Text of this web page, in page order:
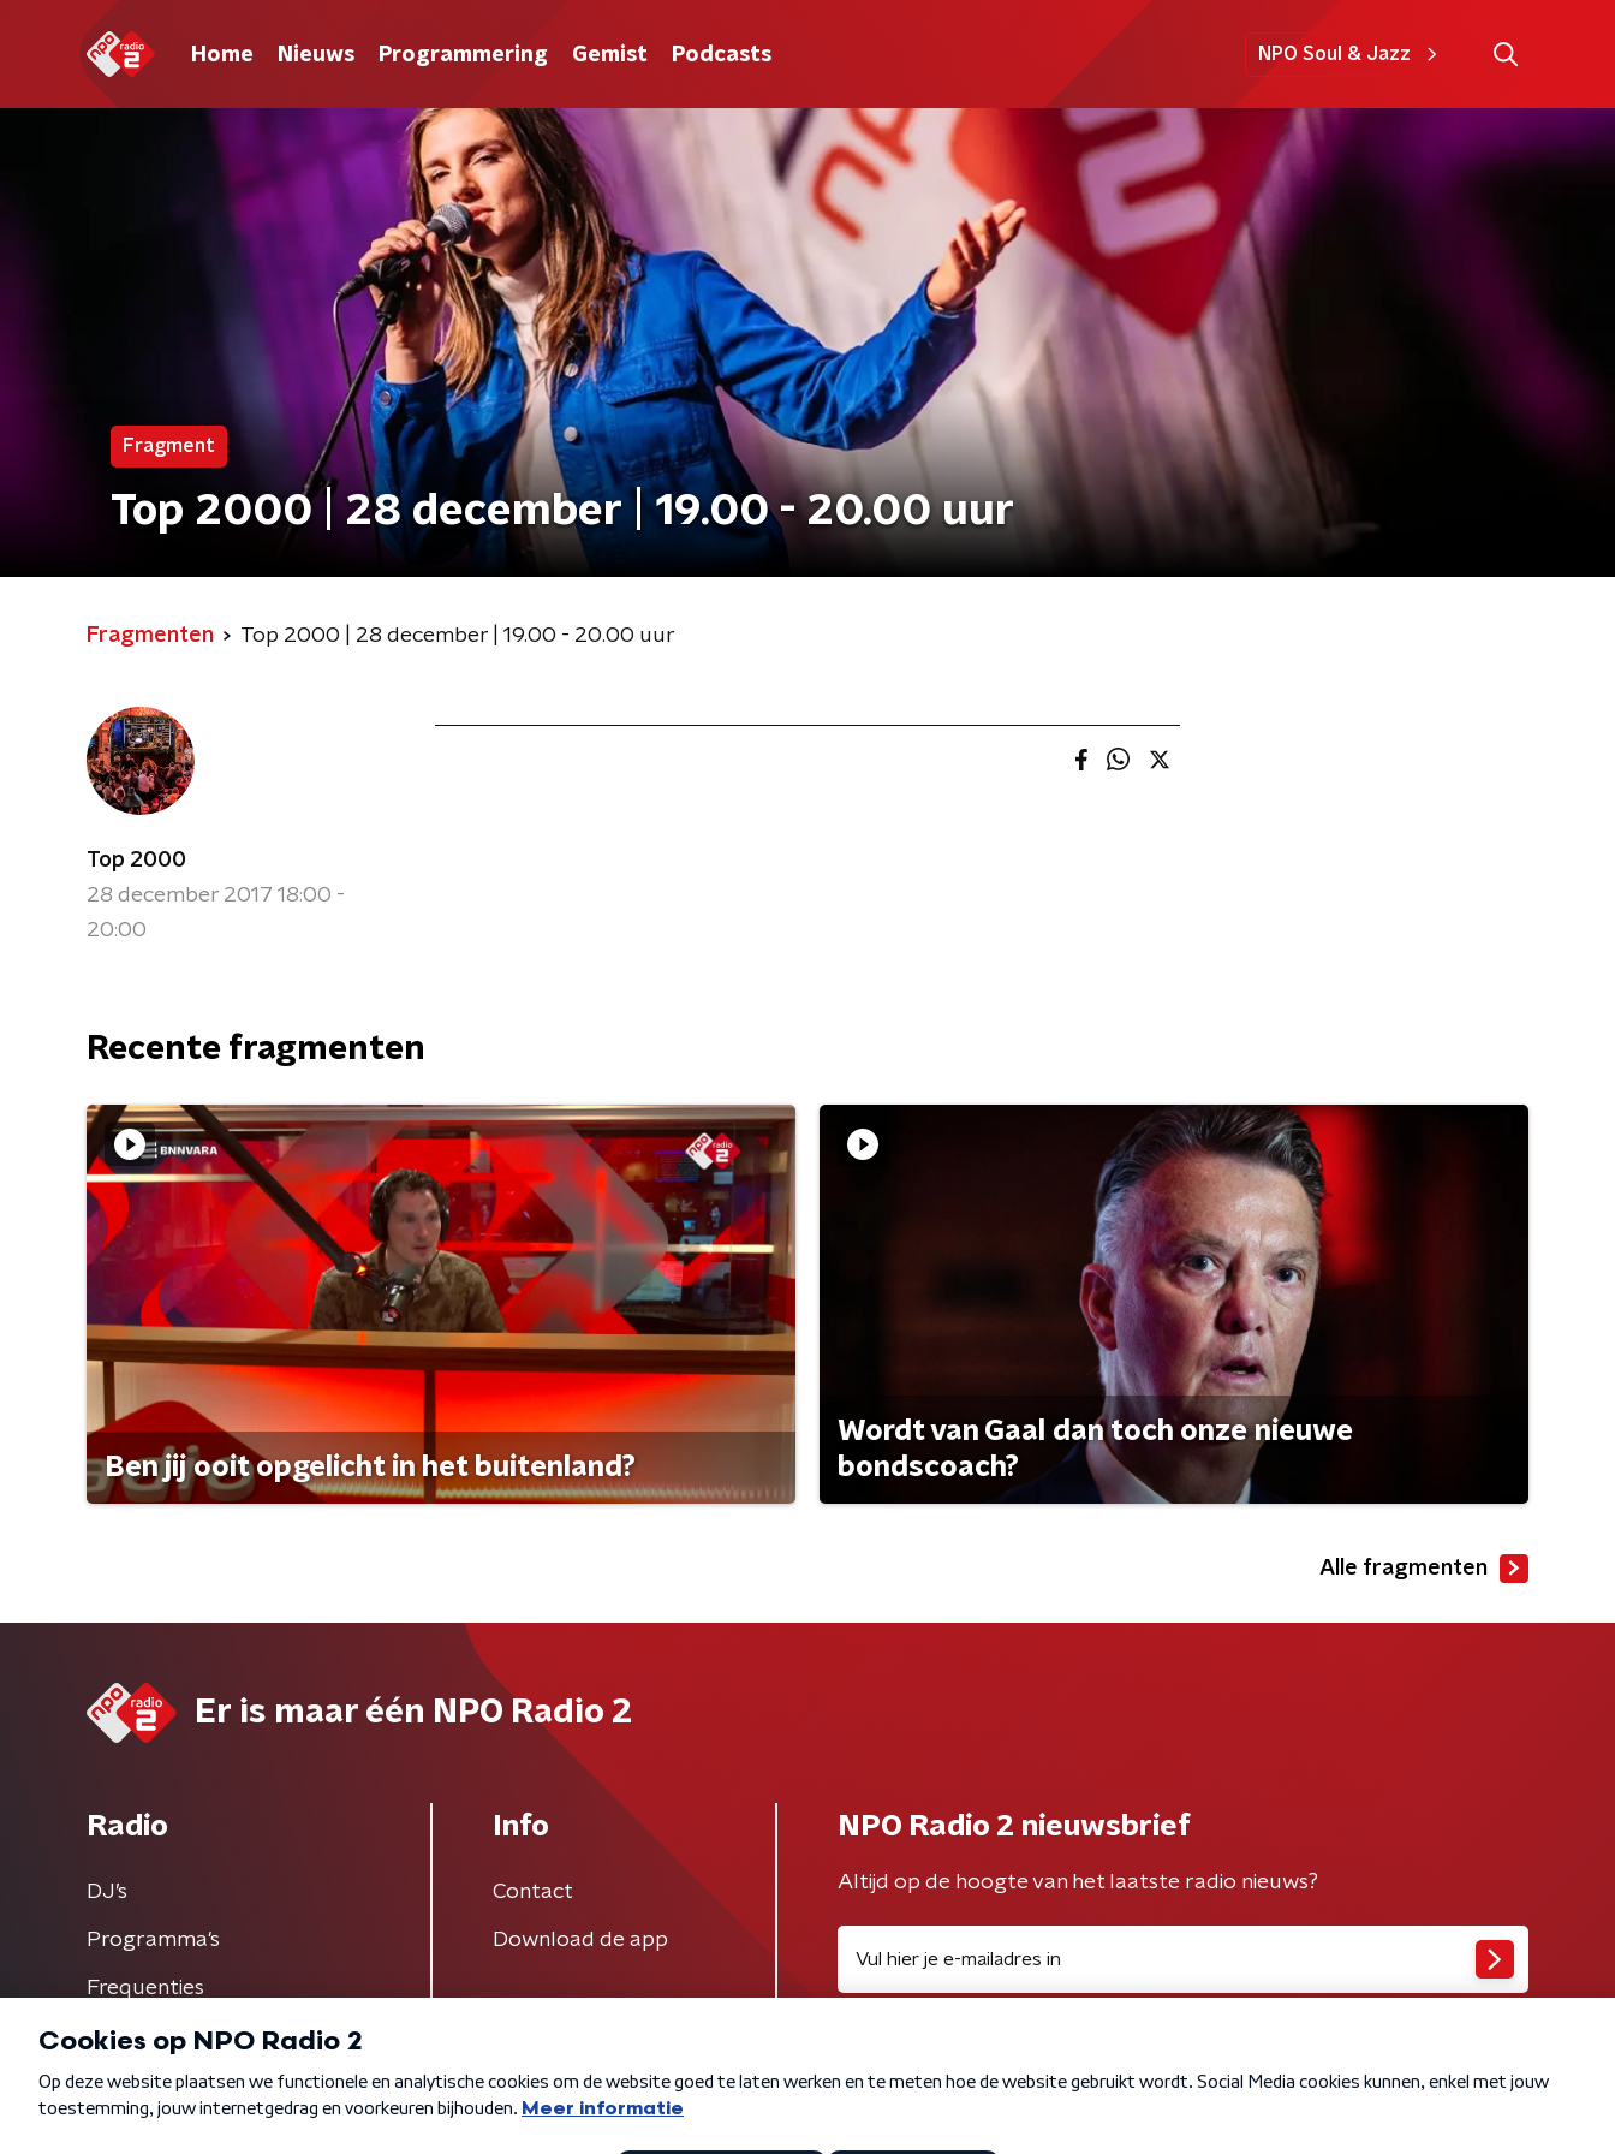
Home Nieuws Programmering Gemist Podcasts NPO Soul & Jazz
Fragment
Top 2000 | 28 december | 19.00 - 20.00 uur
Fragmenten Top 2000 | 28 december | 19.00 - 20.00 uur
Top 2000
28 december 2017 18:00 -
20:00
Recente fragmenten
Ben jij ooit opgelicht in het buitenland?
Wordt van Gaal dan toch onze nieuwe
bondscoach?
Alle fragmenten
Er is maar één NPO Radio 2
Radio
DJ’s
Programma's
Frequenties
Info
Contact
Download de app
NPO Radio 2 nieuwsbrief
Altijd op de hoogte van het laatste radio nieuws?
Algemene voorwaarden Privacybeleid